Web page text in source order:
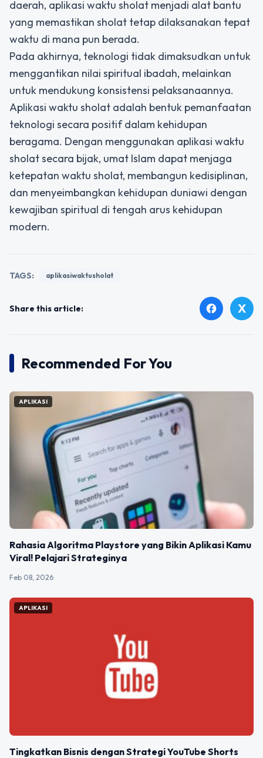
daerah, aplikasi waktu sholat menjadi alat bantu
yang memastikan sholat tetap dilaksanakan tepat
waktu di mana pun berada.
Pada akhirnya, teknologi tidak dimaksudkan untuk
menggantikan nilai spiritual ibadah, melainkan
untuk mendukung konsistensi pelaksanaannya.
Aplikasi waktu sholat adalah bentuk pemanfaatan
teknologi secara positif dalam kehidupan
beragama. Dengan menggunakan aplikasi waktu
sholat secara bijak, umat Islam dapat menjaga
ketepatan waktu sholat, membangun kedisiplinan,
dan menyeimbangkan kehidupan duniawi dengan
kewajiban spiritual di tengah arus kehidupan
modern.
TAGS: aplikasiwaktusholat
Share this article: facebook X
Recommended For You
APLIKASI
Rahasia Algoritma Playstore yang Bikin Aplikasi Kamu
Viral! Pelajari Strateginya
Feb 08, 2026
APLIKASI
Tingkatkan Bisnis dengan Strategi YouTube Shorts